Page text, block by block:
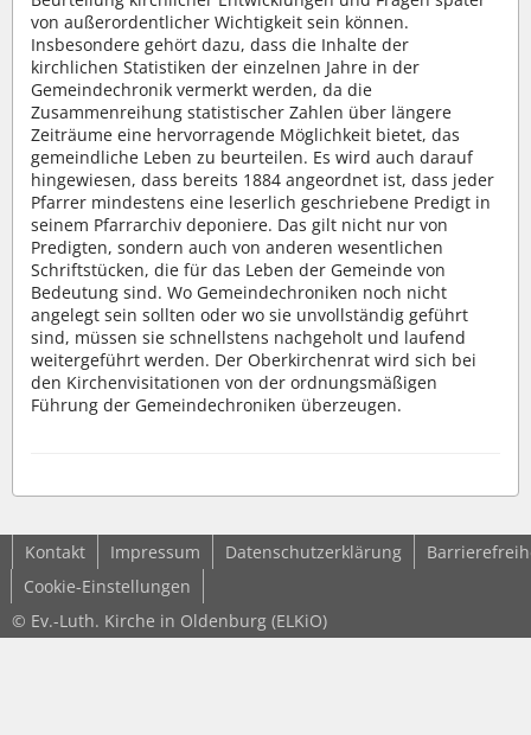
von außerordentlicher Wichtigkeit sein können.
Insbesondere gehört dazu, dass die Inhalte der
kirchlichen Statistiken der einzelnen Jahre in der
Gemeindechronik vermerkt werden, da die
Zusammenreihung statistischer Zahlen über längere
Zeiträume eine hervorragende Möglichkeit bietet, das
gemeindliche Leben zu beurteilen. Es wird auch darauf
hingewiesen, dass bereits 1884 angeordnet ist, dass jeder
Pfarrer mindestens eine leserlich geschriebene Predigt in
seinem Pfarrarchiv deponiere. Das gilt nicht nur von
Predigten, sondern auch von anderen wesentlichen
Schriftstücken, die für das Leben der Gemeinde von
Bedeutung sind. Wo Gemeindechroniken noch nicht
angelegt sein sollten oder wo sie unvollständig geführt
sind, müssen sie schnellstens nachgeholt und laufend
weitergeführt werden. Der Oberkirchenrat wird sich bei
den Kirchenvisitationen von der ordnungsmäßigen
Führung der Gemeindechroniken überzeugen.
Kontakt Impressum Datenschutzerklärung
Cookie-Einstellungen
© Ev.-Luth. Kirche in Oldenburg (ELKiO)